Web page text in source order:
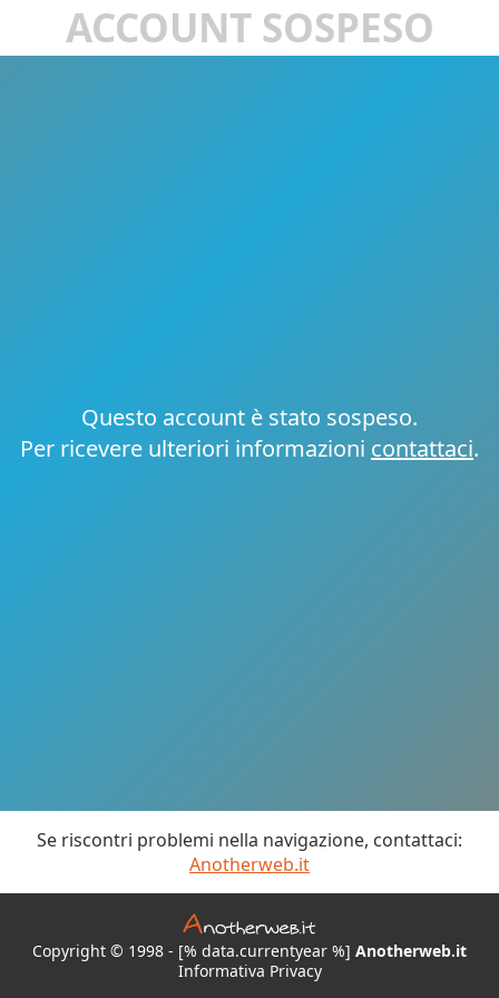
ACCOUNT SOSPESO
Questo account è stato sospeso.
Per ricevere ulteriori informazioni contattaci.
Se riscontri problemi nella navigazione, contattaci:
Anotherweb.it
Copyright © 1998 - [% data.currentyear %] Anotherweb.it
Informativa Privacy